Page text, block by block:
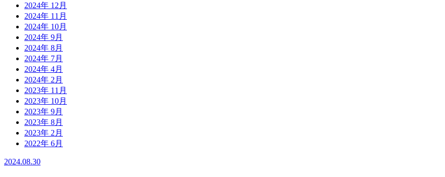
2024年 12月
2024年 11月
2024年 10月
2024年 9月
2024年 8月
2024年 7月
2024年 4月
2024年 2月
2023年 11月
2023年 10月
2023年 9月
2023年 8月
2023年 2月
2022年 6月
2024.08.30